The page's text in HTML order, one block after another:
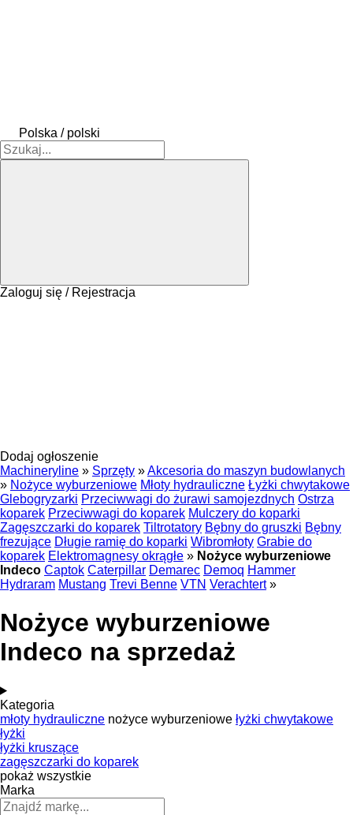
Polska / polski
Zaloguj się / Rejestracja
Dodaj ogłoszenie
Machineryline » Sprzęty »Akcesoria do maszyn budowlanych
» Nożyce wyburzeniowe Młoty hydrauliczne Łyżki chwytakowe
Glebogryzarki Przeciwwagi do żurawi samojezdnych Ostrza
koparek Przeciwwagi do koparek Mulczery do koparki
Zagęszczarki do koparek Tiltrotatory Bębny do gruszki Bębny
frezujące Długie ramię do koparki Wibromłoty Grabie do
koparek Elektromagnesy okrągłe » Nożyce wyburzeniowe
Indeco Captok Caterpillar Demarec Demoq Hammer
Hydraram Mustang Trevi Benne VTN Verachtert »
Nożyce wyburzeniowe
Indeco na sprzedaż
Kategoria
młoty hydrauliczne nożyce wyburzeniowe łyżki chwytakowe
łyżki
łyżki kruszące
zagęszczarki do koparek
pokaż wszystkie
Marka